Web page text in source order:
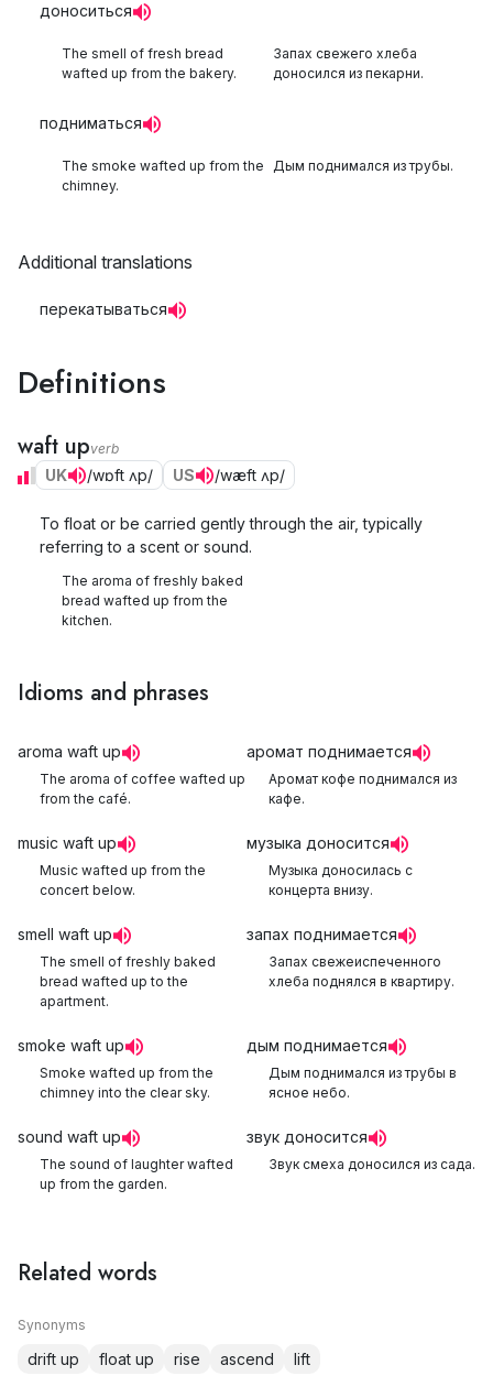
доноситься
The smell of fresh bread
wafted up from the bakery.
Запах свежего хлеба
доносился из пекарни.
подниматься
The smoke wafted up from the
chimney.
Дым поднимался из трубы.
Additional translations
перекатываться
Definitions
waft upverb
UK /wɒft ʌp/ US /wæft ʌp/
To float or be carried gently through the air, typically
referring to a scent or sound.
The aroma of freshly baked
bread wafted up from the
kitchen.
Idioms and phrases
aroma waft up
The aroma of coffee wafted up
from the café.
аромат поднимается
Аромат кофе поднимался из
кафе.
music waft up
Music wafted up from the
concert below.
музыка доносится
Музыка доносилась с
концерта внизу.
smell waft up
The smell of freshly baked
bread wafted up to the
apartment.
запах поднимается
Запах свежеиспеченного
хлеба поднялся в квартиру.
smoke waft up
Smoke wafted up from the
chimney into the clear sky.
дым поднимается
Дым поднимался из трубы в
ясное небо.
sound waft up
The sound of laughter wafted
up from the garden.
звук доносится
Звук смеха доносился из сада.
Related words
Synonyms
drift up float up rise ascend lift